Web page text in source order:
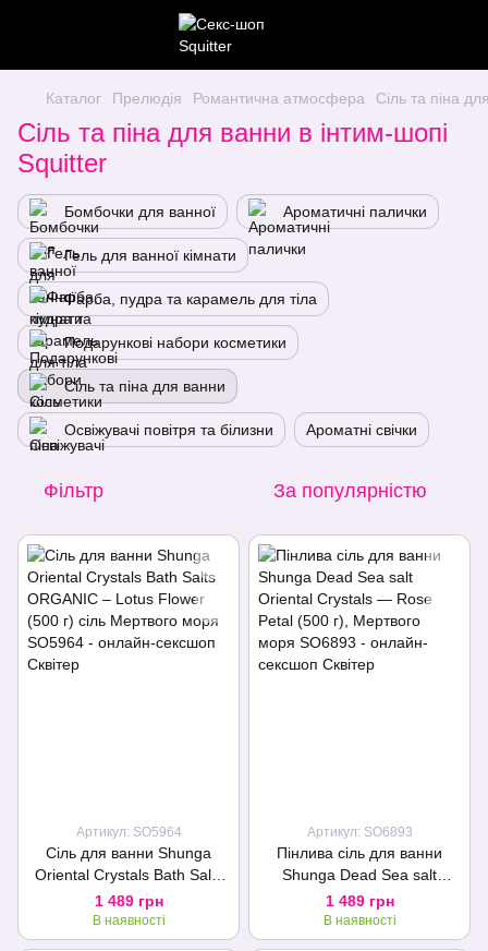
Каталог Прелюдія Романтична атмосфера Сіль та піна
Сіль та піна для ванни в інтим-шопі
Squitter
Бомбочки для ванної Ароматичні палички
Гель для ванної кімнати
Фарба, пудра та карамель для тіла
Подарункові набори косметики
Сіль та піна для ванни
Освіжувачі повітря та білизни Ароматні свічки
Фільтр За популярністю
Артикул: SO5964
Сіль для ванни Shunga
Oriental Crystals Bath Salts
ORGANIC – Lotus Flower
(500 г) сіль Мертвого моря
1 489 грн
В наявності
Артикул: SO6893
Пінлива сіль для ванни
Shunga Dead Sea salt
Oriental Crystals — Rose
Petal (500 г), Мертвого
моря
1 489 грн
В наявності